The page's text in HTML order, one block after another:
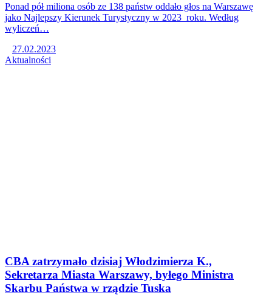
Ponad pół miliona osób ze 138 państw oddało głos na Warszawę
jako Najlepszy Kierunek Turystyczny w 2023 roku. Według
wyliczeń…
27.02.2023
Aktualności
CBA zatrzymało dzisiaj Włodzimierza K.,
Sekretarza Miasta Warszawy, byłego Ministra
Skarbu Państwa w rządzie Tuska